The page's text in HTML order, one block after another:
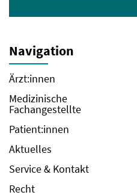
Navigation
Ärzt:innen
Medizinische
Fachangestellte
Patient:innen
Aktuelles
Service & Kontakt
Recht